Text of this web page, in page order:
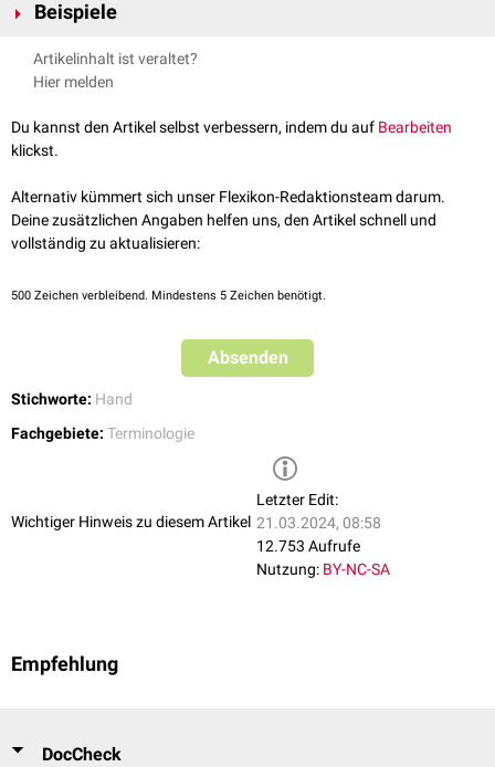
Beispiele
Die mit den Händen durchgeführte Behandlung von Funktionsstörungen
Bewegungsapparats
Artikelinhalt ist veraltet?
Hier melden
Du kannst den Artikel selbst verbessern, indem du auf Bearbeiten
klickst.
Alternativ kümmert sich unser Flexikon-Redaktionsteam darum.
Deine zusätzlichen Angaben helfen uns, den Artikel schnell und
vollständig zu aktualisieren:
500 Zeichen verbleibend. Mindestens 5 Zeichen benötigt.
Absenden
Stichworte: Hand
Fachgebiete: Terminologie
Wichtiger Hinweis zu diesem Artikel
Letzter Edit:
21.03.2024, 08:58
12.753 Aufrufe
Nutzung: BY-NC-SA
Empfehlung
DocCheck